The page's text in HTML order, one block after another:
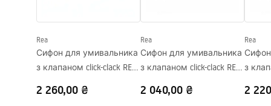
Отвір на змішувач
Ні
Переливний отвір
Rea
Сифон для умивальника
з клапаном click-clack REA
2 260,00 ₴
Rea
Сифон для умивальника
з клапаном click-clack REA
2 040,00 ₴
Rea
з
2